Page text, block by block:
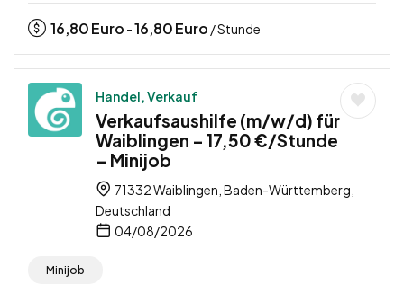
16,80Euro -16,80Euro / Stunde
Handel, Verkauf
Verkaufsaushilfe (m/w/d) für
Waiblingen – 17,50 €/Stunde
– Minijob
71332 Waiblingen, Baden-Württemberg,
Deutschland
04/08/2026
Minijob